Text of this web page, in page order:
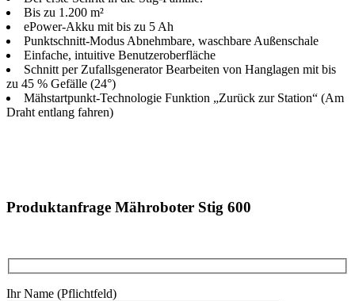
Bis zu 1.200 m²
ePower-Akku mit bis zu 5 Ah
Punktschnitt-Modus Abnehmbare, waschbare Außenschale
Einfache, intuitive Benutzeroberfläche
Schnitt per Zufallsgenerator Bearbeiten von Hanglagen mit bis
zu 45 % Gefälle (24°)
Mähstartpunkt-Technologie Funktion „Zurück zur Station“ (Am
Draht entlang fahren)
Produktanfrage Mähroboter Stig 600
Ihr Name (Pflichtfeld)